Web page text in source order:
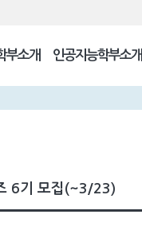
부소개 인공지능학부소개
6기 모집(~3/23)